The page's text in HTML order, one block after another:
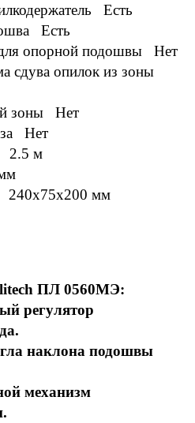
Есть
Есть
опорной подошвы Нет
сдува опилок из зоны
зоны Нет
Нет
2.5 м
240x75x200 мм
ПЛ 0560МЭ:
регулятор
наклона подошвы
механизм